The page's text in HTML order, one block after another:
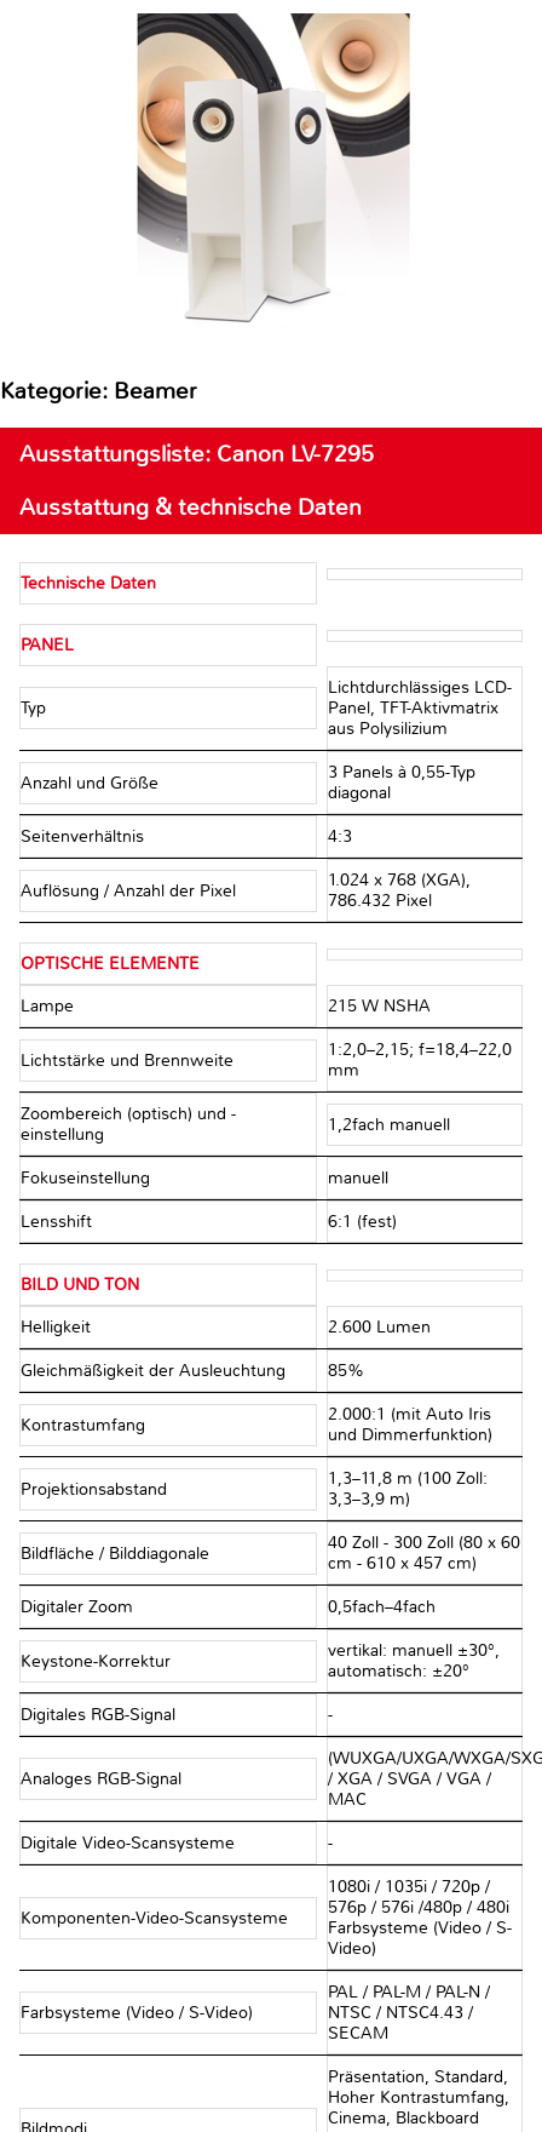
Kategorie: Beamer
Ausstattungsliste: Canon LV-7295
Ausstattung & technische Daten
Technische Daten
PANEL
Typ
Lichtdurchlässiges LCD-
Panel, TFT-Aktivmatrix
aus Polysilizium
Anzahl und Größe
3 Panels à 0,55-Typ
diagonal
Seitenverhältnis 4:3
Auflösung / Anzahl der Pixel
1.024 x 768 (XGA),
786.432 Pixel
OPTISCHE ELEMENTE
Lampe 215 W NSHA
Lichtstärke und Brennweite
1:2,0–2,15; f=18,4–22,0
mm
Zoombereich (optisch) und -
einstellung
1,2fach manuell
Fokuseinstellung manuell
Lensshift 6:1 (fest)
BILD UND TON
Helligkeit 2.600 Lumen
Gleichmäßigkeit der Ausleuchtung 85%
Kontrastumfang
2.000:1 (mit Auto Iris
und Dimmerfunktion)
Projektionsabstand
1,3–11,8 m (100 Zoll:
3,3–3,9 m)
Bildfläche / Bilddiagonale
40 Zoll - 300 Zoll (80 x 60
cm - 610 x 457 cm)
Digitaler Zoom 0,5fach–4fach
Keystone-Korrektur
vertikal: manuell ±30°,
automatisch: ±20°
Digitales RGB-Signal -
Analoges RGB-Signal
(WUXGA/UXGA/WXGA/
/ XGA / SVGA / VGA /
MAC
Digitale Video-Scansysteme -
Komponenten-Video-Scansysteme
1080i / 1035i / 720p /
576p / 576i /480p / 480i
Farbsysteme (Video / S-
Video)
Farbsysteme (Video / S-Video)
PAL / PAL-M / PAL-N /
NTSC / NTSC4.43 /
SECAM
Präsentation, Standard,
Hoher Kontrastumfang,
Cinema, Blackboard